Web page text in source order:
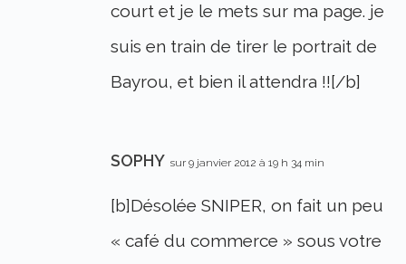
court et je le mets sur ma page. je
suis en train de tirer le portrait de
Bayrou, et bien il attendra !![/b]
SOPHY sur 9 janvier 2012 à 19 h 34 min
[b]Désolée SNIPER, on fait un peu
« café du commerce » sous votre